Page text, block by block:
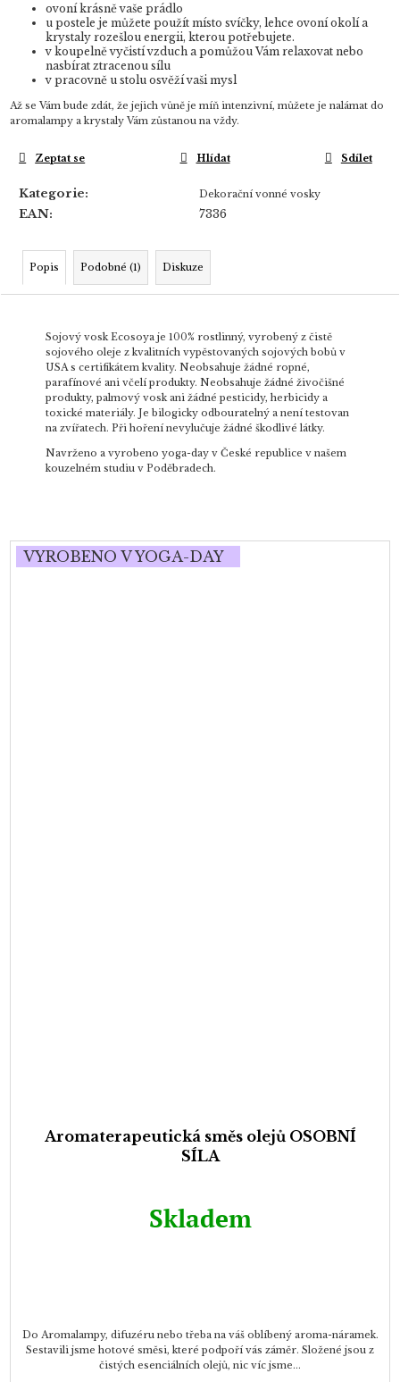
ovoní krásně vaše prádlo
u postele je můžete použít místo svíčky, lehce ovoní okolí a
krystaly rozešlou energii, kterou potřebujete.
v koupelně vyčistí vzduch a pomůžou Vám relaxovat nebo
nasbírat ztracenou sílu
v pracovně u stolu osvěží vaši mysl
Až se Vám bude zdát, že jejich vůně je míň intenzivní, můžete je nalámat do
aromalampy a krystaly Vám zůstanou na vždy.
Kategorie: Dekorační vonné vosky
EAN: 7336
Zeptat se Hlídat Sdílet
Popis Podobné (1) Diskuze
Sojový vosk Ecosoya je 100% rostlinný, vyrobený z čistě
sojového oleje z kvalitních vypěstovaných sojových bobů v
USA s certifikátem kvality. Neobsahuje žádné ropné,
parafínové ani včelí produkty. Neobsahuje žádné živočišné
produkty, palmový vosk ani žádné pesticidy, herbicidy a
toxické materiály. Je bilogicky odbouratelný a není testovan
na zvířatech. Při hoření nevylučuje žádné škodlivé látky.
Navrženo a vyrobeno yoga-day v České republice v našem
kouzelném studiu v Poděbradech.
VYROBENO V YOGA-DAY
Aromaterapeutická směs olejů OSOBNÍ
SÍLA
Skladem
Do Aromalampy, difuzéru nebo třeba na váš oblíbený aroma-náramek.
Sestavili jsme hotové směsi, které podpoří vás záměr. Složené jsou z
čistých esenciálních olejů, nic víc jsme...